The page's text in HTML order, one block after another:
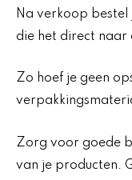
Na verkoop
die het direct naar
Zo hoef je geen
Zorg voor goede
van je producten.